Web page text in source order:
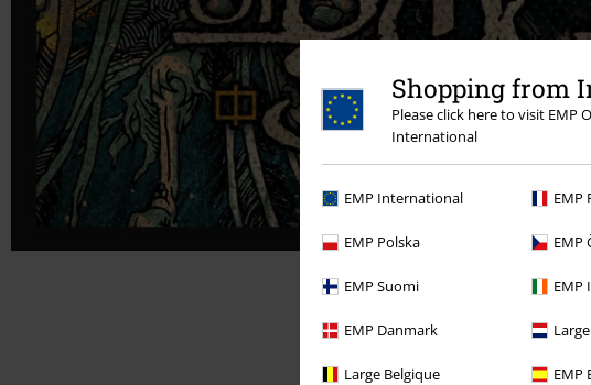
Shopping from
Please click here to visit EMP
International
EMP International EMP
EMP Polska EMP
EMP Suomi EMP
EMP Danmark
Large Belgique EMP